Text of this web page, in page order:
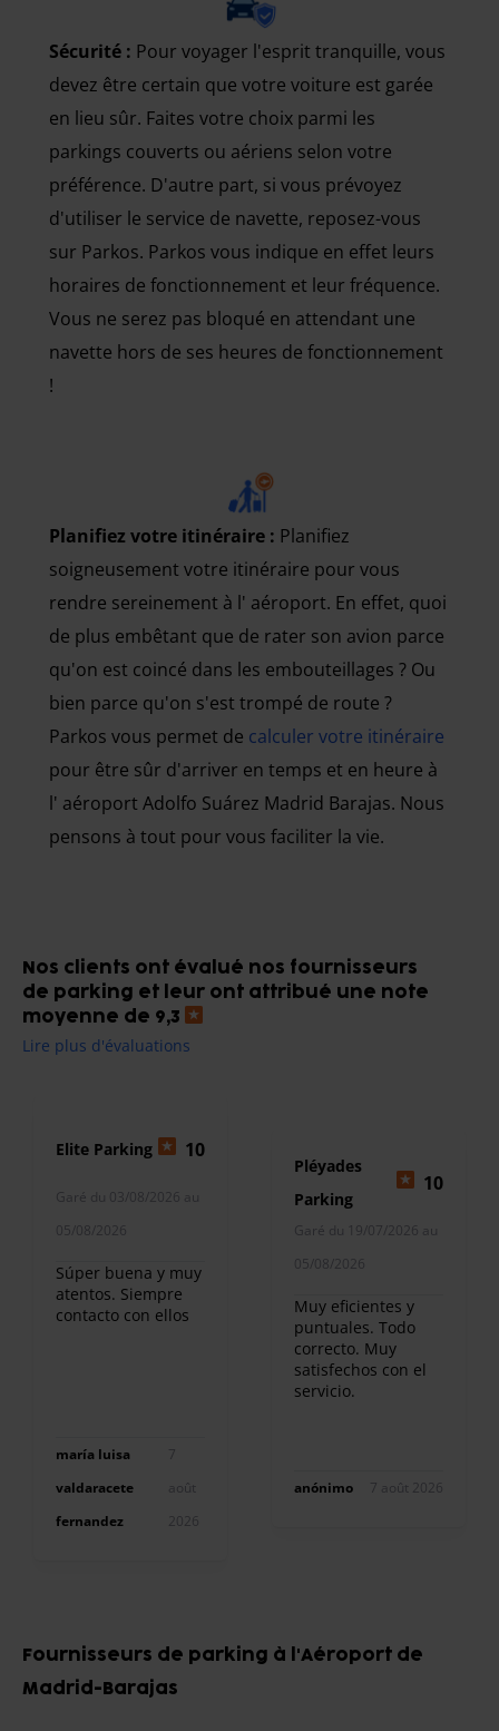
Sécurité : Pour voyager l'esprit tranquille, vous
devez être certain que votre voiture est garée
en lieu sûr. Faites votre choix parmi les
parkings couverts ou aériens selon votre
préférence. D'autre part, si vous prévoyez
d'utiliser le service de navette, reposez-vous
sur Parkos. Parkos vous indique en effet leurs
horaires de fonctionnement et leur fréquence.
Vous ne serez pas bloqué en attendant une
navette hors de ses heures de fonctionnement
!
Planifiez votre itinéraire : Planifiez
soigneusement votre itinéraire pour vous
rendre sereinement à l' aéroport. En effet, quoi
de plus embêtant que de rater son avion parce
qu'on est coincé dans les embouteillages ? Ou
bien parce qu'on s'est trompé de route ?
Parkos vous permet de calculer votre itinéraire
pour être sûr d'arriver en temps et en heure à
l' aéroport Adolfo Suárez Madrid Barajas. Nous
pensons à tout pour vous faciliter la vie.
Nos clients ont évalué nos fournisseurs
de parking et leur ont attribué une note
moyenne de 9,3
Lire plus d'évaluations
Elite Parking 10
Garé du 03/08/2026 au
05/08/2026
Súper buena y muy
atentos. Siempre
contacto con ellos
maría luisa
valdaracete
fernandez
7
août
2026
Pléyades
Parking
10
Garé du 19/07/2026 au
05/08/2026
Muy eficientes y
puntuales. Todo
correcto. Muy
satisfechos con el
servicio.
anónimo 7 août 2026
of
Fournisseurs de parking à l'Aéroport de
Madrid-Barajas